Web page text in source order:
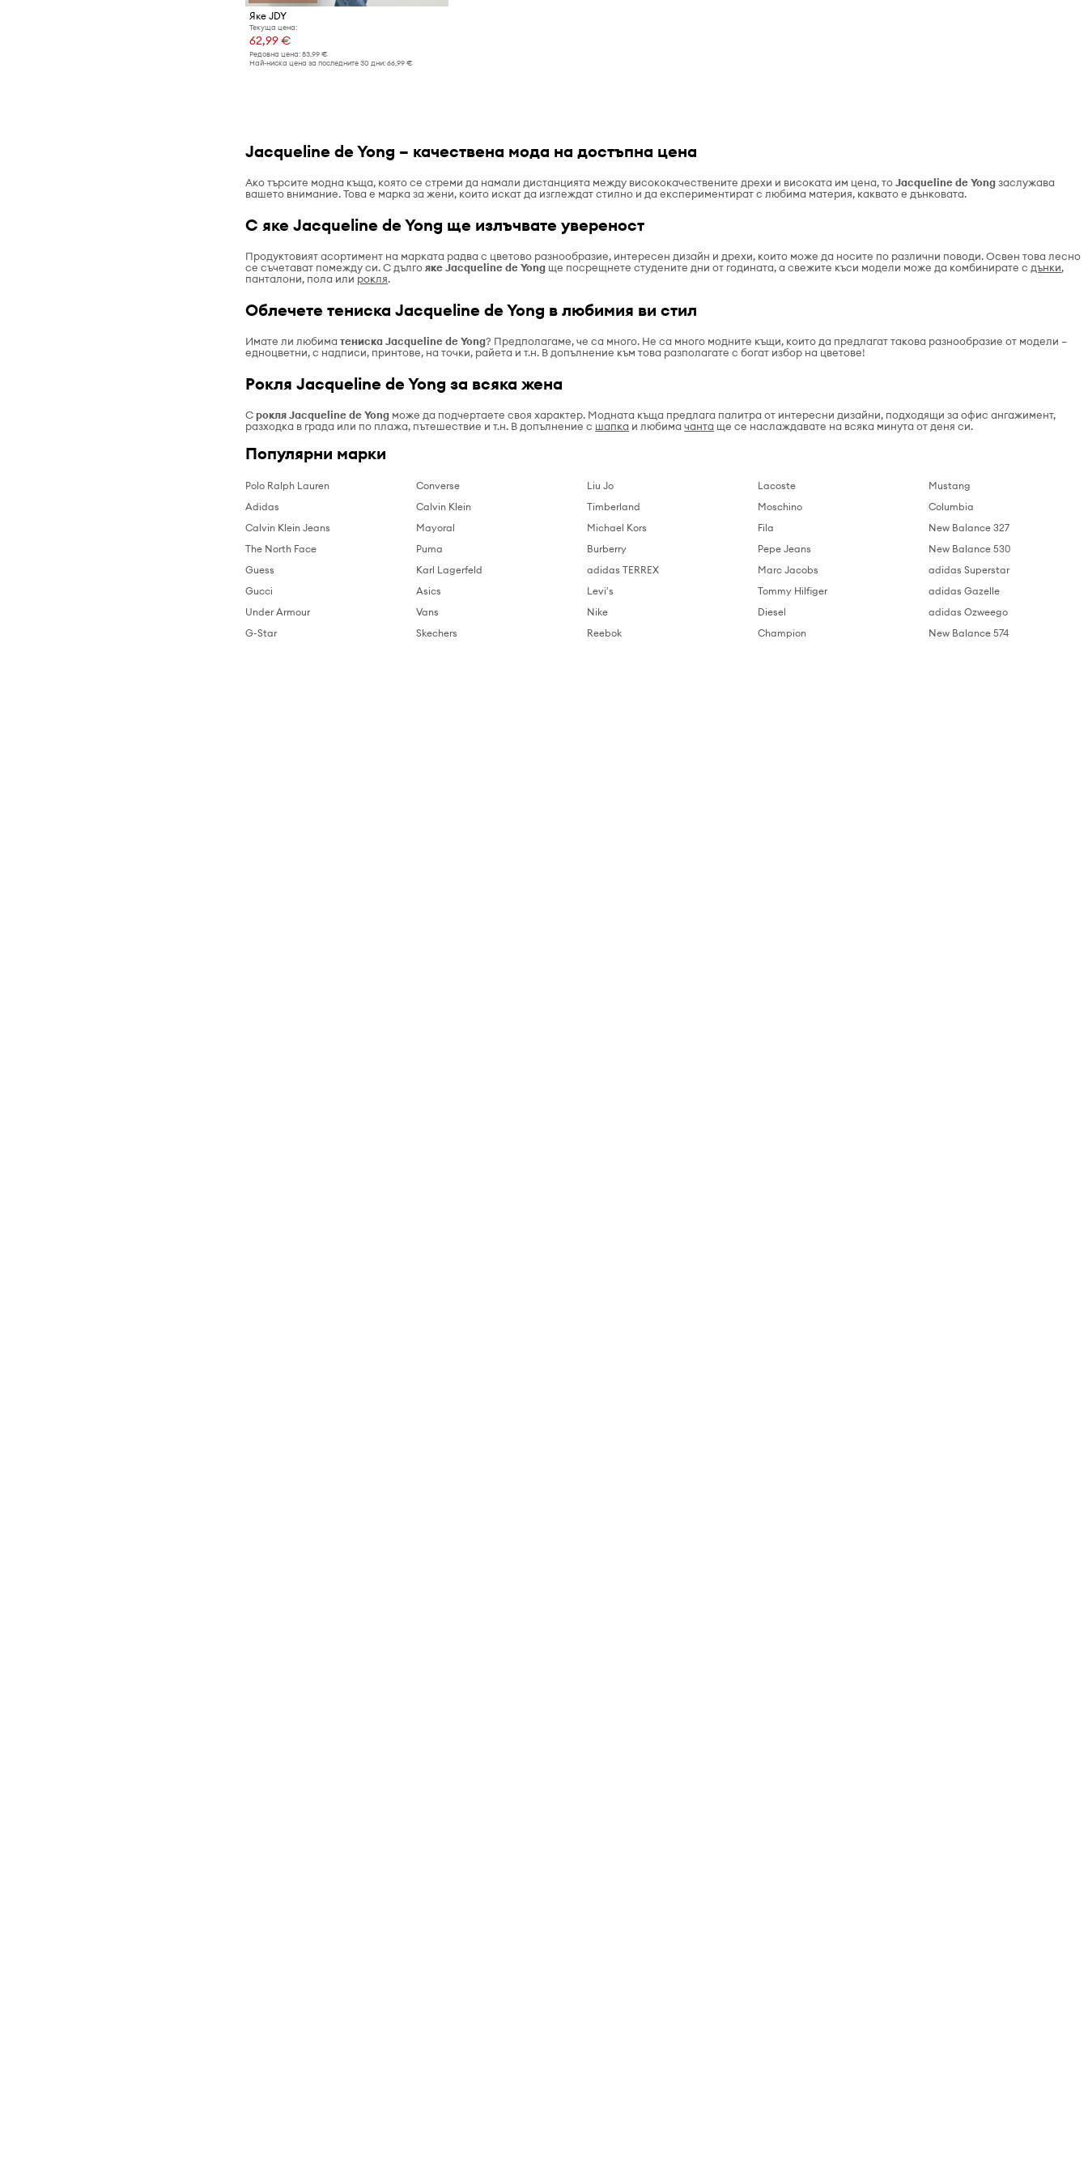
Яке JDY
Текуща цена:
62,99 €
Редовна цена: 83,99 €
Най-ниска цена за последните 30 дни: 66,99 €
Jacqueline de Yong – качествена мода на достъпна цена
Ако търсите модна къща, която се стреми да намали дистанцията между висококачествените дрехи и високата им цена, тоJacqueline de Yongзаслужава
вашето внимание. Това е марка за жени, които искат да изглеждат стилно и да експериментират с любима материя, каквато е дънковата.
С яке Jacqueline de Yong ще излъчвате увереност
Продуктовият асортимент на марката радва с цветово разнообразие, интересен дизайн и дрехи, които може да носите по различни поводи. Освен това лесно
се съчетават помежду си. С дългоякеJacqueline de Yong ще посрещнете студените дни от годината, а свежите къси модели може да комбинирате с дънки,
панталони, пола илирокля.
Облечете тениска Jacqueline de Yong в любимия ви стил
Имате ли любиматенискаJacqueline de Yong? Предполагаме, че са много. Не са много модните къщи, които да предлагат такова разнообразие от модели –
едноцветни, с надписи, принтове, на точки, райета и т.н. В допълнение към това разполагате с богат избор на цветове!
Рокля Jacqueline de Yong за всяка жена
СрокляJacqueline de Yong може да подчертаете своя характер. Модната къща предлага палитра от интересни дизайни, подходящи за офис ангажимент,
разходка в града или по плажа, пътешествие и т.н. В допълнение с шапка и любимачанта ще се наслаждавате на всяка минута от деня си.
Популярни марки
Polo Ralph Lauren
Adidas
Calvin Klein Jeans
The North Face
Guess
Gucci
Under Armour
G-Star
Converse
Calvin Klein
Mayoral
Puma
Karl Lagerfeld
Asics
Vans
Skechers
Liu Jo
Timberland
Michael Kors
Burberry
adidas TERREX
Levi's
Nike
Reebok
Lacoste
Moschino
Fila
Pepe Jeans
Marc Jacobs
Tommy Hilfiger
Diesel
Champion
Mustang
Columbia
New Balance 327
New Balance 530
adidas Superstar
adidas Gazelle
adidas Ozweego
New Balance 574